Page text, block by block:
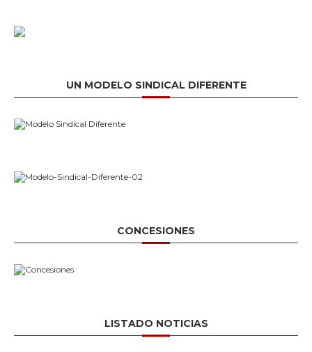
UN MODELO SINDICAL DIFERENTE
CONCESIONES
LISTADO NOTICIAS